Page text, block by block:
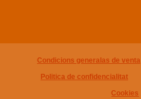
Condicions generalas de venta
Politica de confidencialitat
Cookies